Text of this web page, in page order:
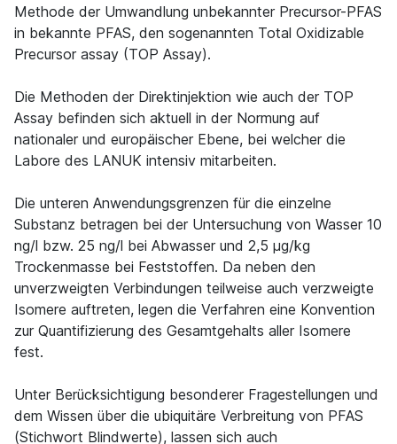
Methode der Umwandlung unbekannter Precursor-PFAS
in bekannte PFAS, den sogenannten Total Oxidizable
Precursor assay (TOP Assay).
Die Methoden der Direktinjektion wie auch der TOP
Assay befinden sich aktuell in der Normung auf
nationaler und europäischer Ebene, bei welcher die
Labore des LANUK intensiv mitarbeiten.
Die unteren Anwendungsgrenzen für die einzelne
Substanz betragen bei der Untersuchung von Wasser 10
ng/l bzw. 25 ng/l bei Abwasser und 2,5 µg/kg
Trockenmasse bei Feststoffen. Da neben den
unverzweigten Verbindungen teilweise auch verzweigte
Isomere auftreten, legen die Verfahren eine Konvention
zur Quantifizierung des Gesamtgehalts aller Isomere
fest.
Unter Berücksichtigung besonderer Fragestellungen und
dem Wissen über die ubiquitäre Verbreitung von PFAS
(Stichwort Blindwerte), lassen sich auch